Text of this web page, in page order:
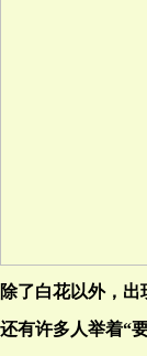
除了白花以外，
还有许多人举着“